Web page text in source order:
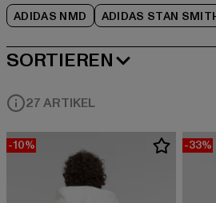
ADIDAS NMD ADIDAS STAN
SORTIEREN
NEUESTE
27 ARTIKEL
-10% -33%